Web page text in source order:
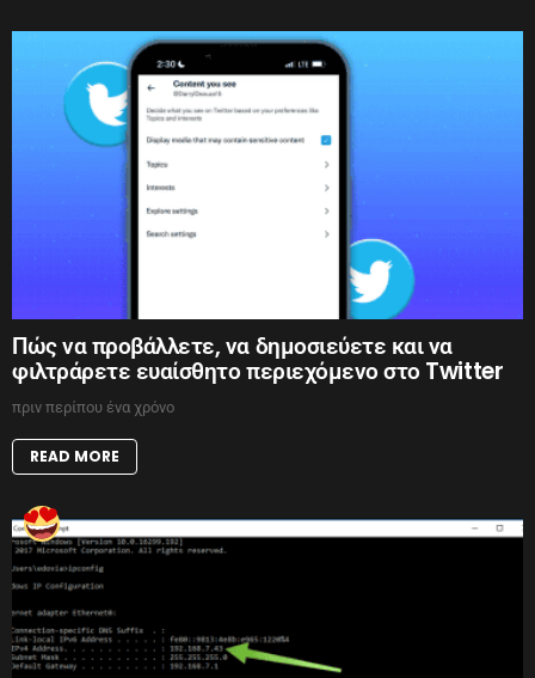
Πώς να προβάλλετε, να δημοσιεύετε και να
φιλτράρετε ευαίσθητο περιεχόμενο στο Twitter
πριν περίπου ένα χρόνο
READ MORE